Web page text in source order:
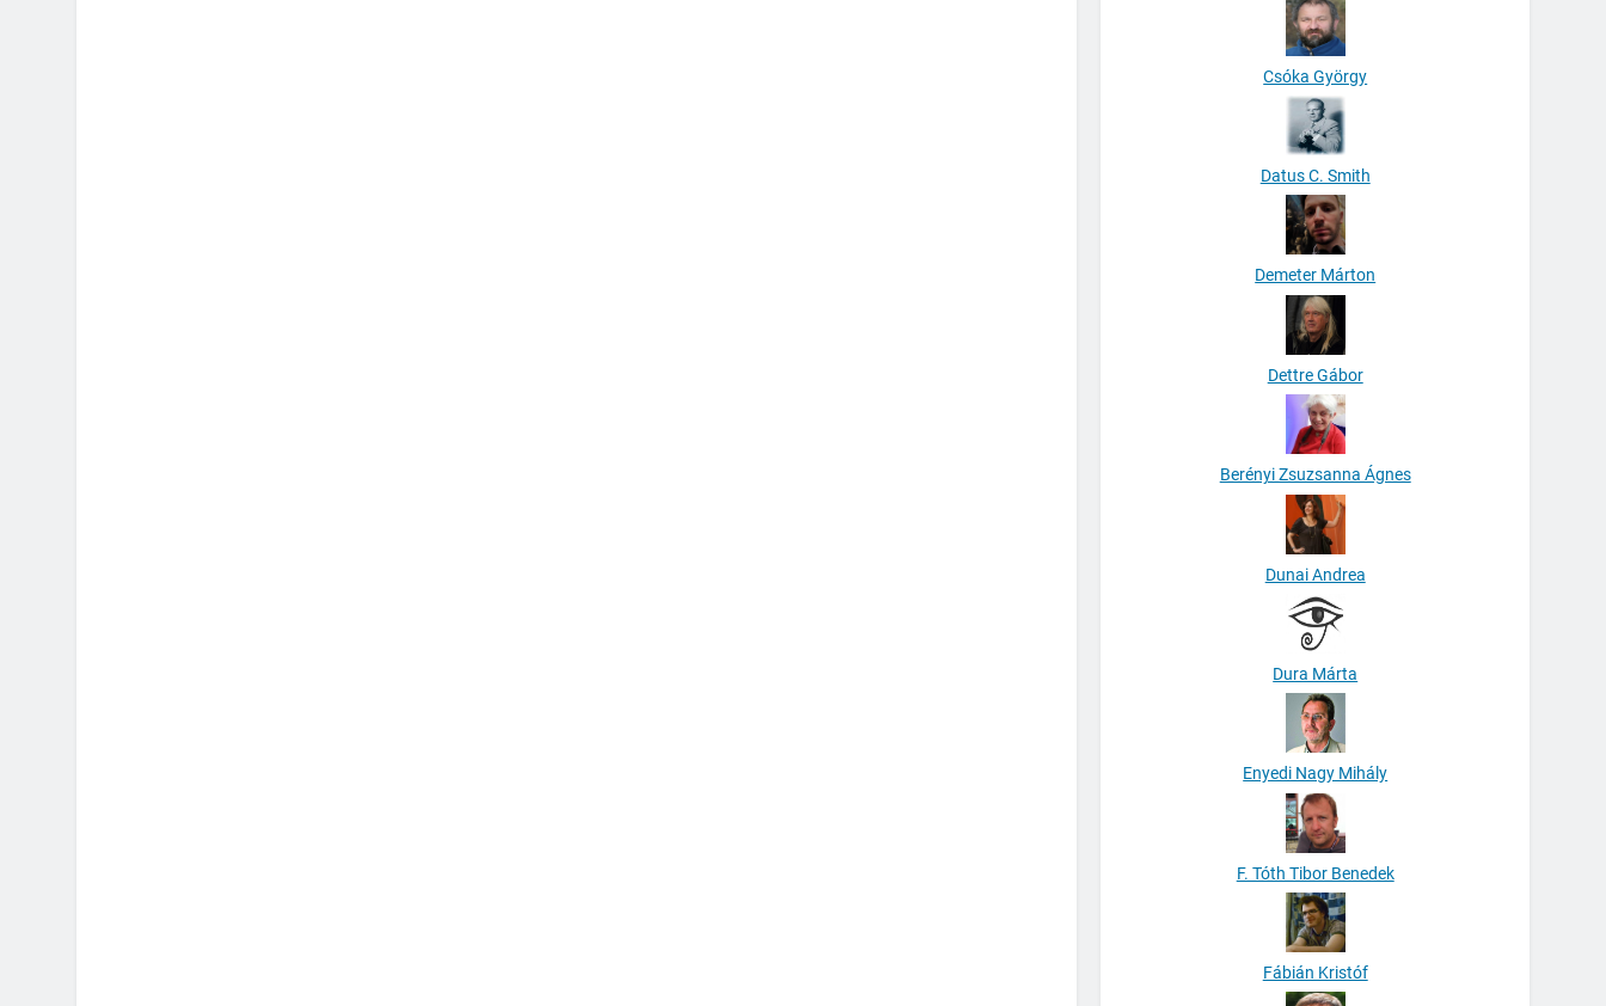
Csóka György
Datus C. Smith
Demeter Márton
Dettre Gábor
Berényi Zsuzsanna Ágnes
Dunai Andrea
Dura Márta
Enyedi Nagy Mihály
F. Tóth Tibor Benedek
Fábián Kristóf